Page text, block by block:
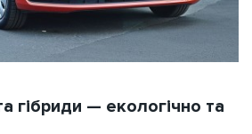
гібриди — екологічно та